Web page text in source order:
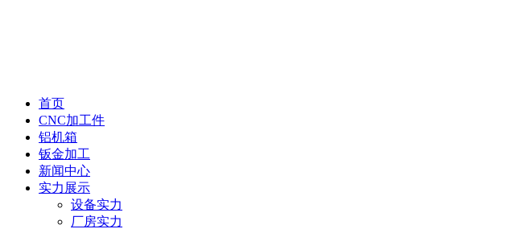
首页
CNC加工件
铝机箱
钣金加工
新闻中心
实力展示
设备实力
厂房实力